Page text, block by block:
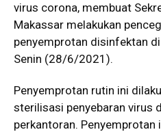
virus corona, membuat
Makassar melakukan
penyemprotan disinfektan di
Senin (28/6/2021).
Penyemprotan rutin ini
sterilisasi penyebaran virus
perkantoran.